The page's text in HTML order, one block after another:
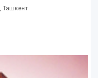
Ташкент